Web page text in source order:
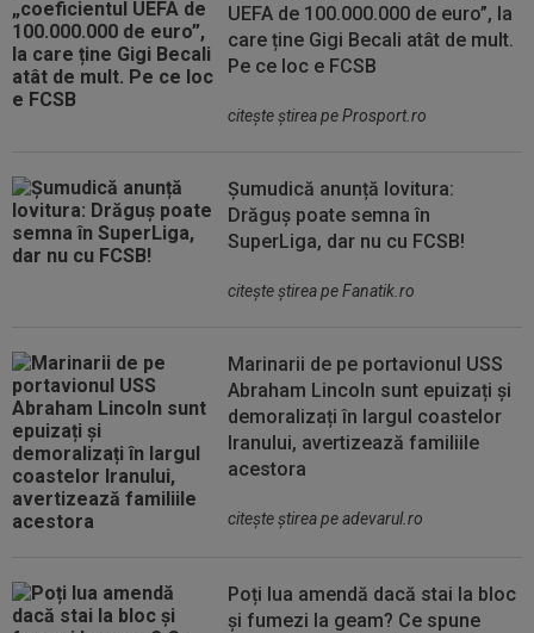
UEFA de 100.000.000 de euro”, la
care ține Gigi Becali atât de mult.
Pe ce loc e FCSB
citeşte ştirea pe Prosport.ro
Șumudică anunță lovitura:
Drăguș poate semna în
SuperLiga, dar nu cu FCSB!
citeşte ştirea pe Fanatik.ro
Marinarii de pe portavionul USS
Abraham Lincoln sunt epuizați și
demoralizați în largul coastelor
Iranului, avertizează familiile
acestora
citeşte ştirea pe adevarul.ro
Poți lua amendă dacă stai la bloc
și fumezi la geam? Ce spune